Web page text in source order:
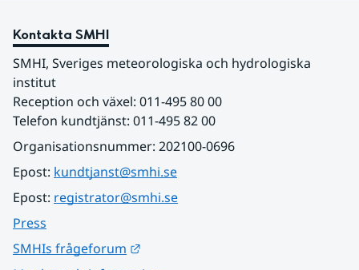
Kontakta SMHI
SMHI, Sveriges meteorologiska och hydrologiska
institut
Reception och växel: 011-495 80 00
Telefon kundtjänst: 011-495 82 00
Organisationsnummer: 202100-0696
Epost: kundtjanst@smhi.se
Epost: registrator@smhi.se
Press
SMHIs frågeforum